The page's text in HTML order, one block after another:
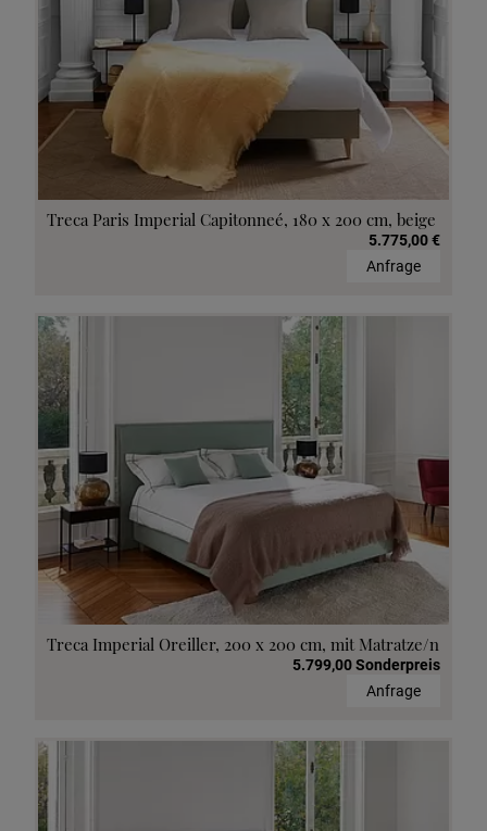
Treca Paris Imperial Capitonneé, 180 x 200 cm, beige
5.775,00 €
Anfrage
Treca Imperial Oreiller, 200 x 200 cm, mit Matratze/n
5.799,00 Sonderpreis
Anfrage